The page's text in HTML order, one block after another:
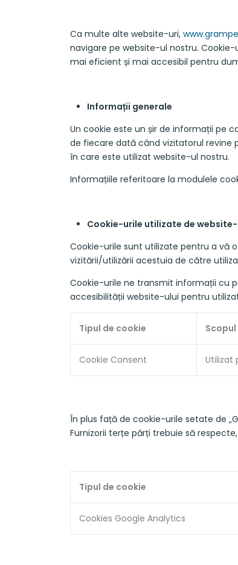
Ca multe alte website-uri,
navigare pe website-ul nostru.
mai eficient și mai accesibil pentru
Informații generale
Un cookie este un șir de informații pe
de fiecare dată când vizitatorul revine
în care este utilizat website-ul nostru.
Informațiile referitoare la modulele
Cookie-urile utilizate de
Cookie-urile sunt utilizate pentru a vă
vizitării/utilizării acestuia de către
Cookie-urile ne transmit informații cu
accesibilității website-ului pentru
Tipul de cookie
Cookie Consent Utilizat
În plus față de cookie-urile setate de
Furnizorii terțe părți trebuie să
Tipul de cookie
Cookies Google Analytics